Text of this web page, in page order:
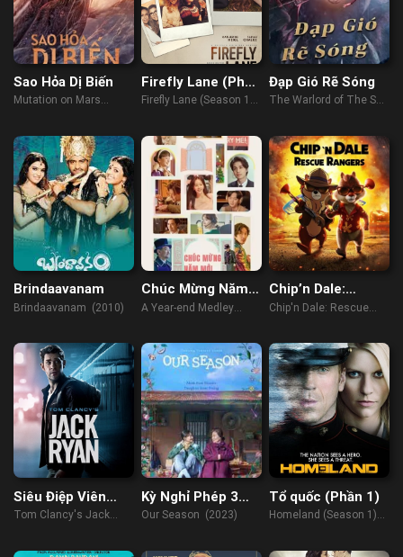
Sao Hỏa Dị Biến
Mutation on Mars
Firefly Lane (Phần
1)
Firefly Lane (Season 1)
Đạp Gió Rẽ Sóng
The Warlord of The Sea
Brindaavanam
Brindaavanam (2010)
Chúc Mừng Năm
Mới
A Year-end Medley
Chip’n Dale:
Rescue Rangers
Chip'n Dale: Rescue
Siêu Điệp Viên
(Phần 3)
Tom Clancy's Jack
Kỳ Nghỉ Phép 3
Ngày
Our Season (2023)
Tổ quốc (Phần 1)
Homeland (Season 1)